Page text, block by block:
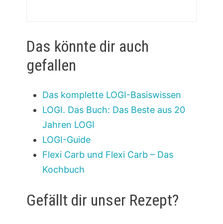
Das könnte dir auch
gefallen
Das komplette LOGI-Basiswissen
LOGI. Das Buch: Das Beste aus 20
Jahren LOGI
LOGI-Guide
Flexi Carb und Flexi Carb – Das
Kochbuch
Gefällt dir unser Rezept?